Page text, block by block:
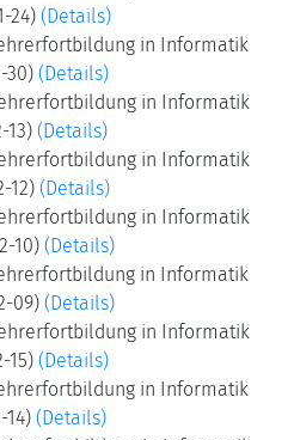
24) (Details)
in Informatik
30) (Details)
in Informatik
13) (Details)
in Informatik
12) (Details)
in Informatik
10) (Details)
in Informatik
09) (Details)
in Informatik
15) (Details)
in Informatik
14) (Details)